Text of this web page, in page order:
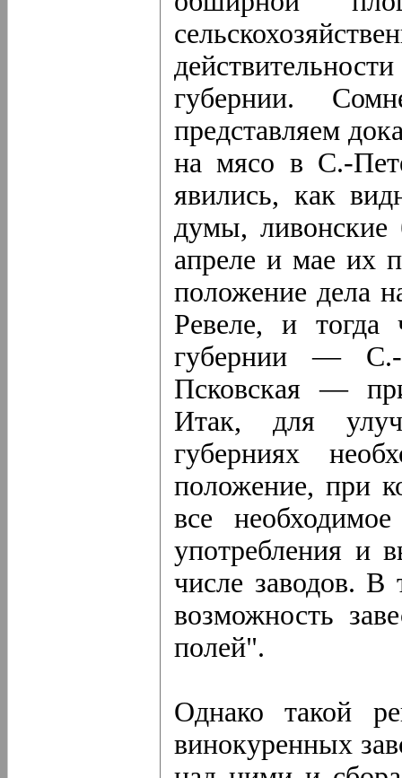
губернии.
представляем
на мясо в С.-
явились, как
думы,
апреле и мае их
положение дела
Ревеле, и
губернии — С.-
Псковская —
Итак, для
губерниях
положение, при
все
употребления и
числе заводов. В
возможность
полей".
Однако такой
винокуренных